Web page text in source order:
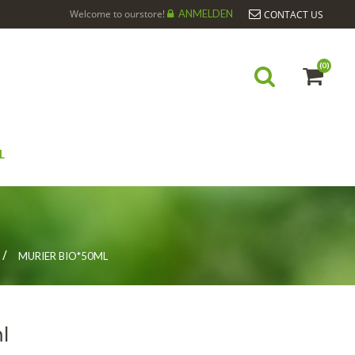
CONTACT US
Welcome to ourstore! ANMELDEN
(0)
MURIER BIO*50ML